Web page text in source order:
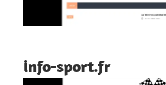
info-sport.fr